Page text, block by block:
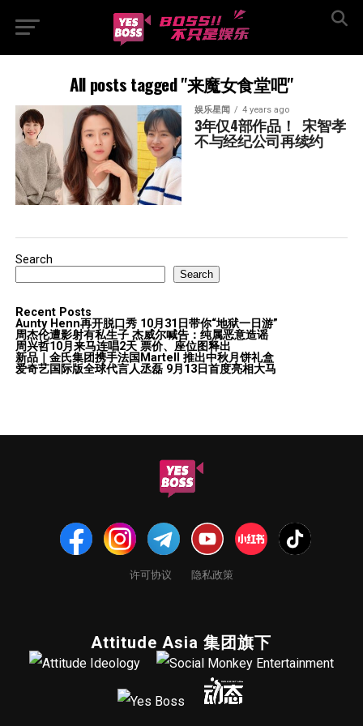
All posts tagged "来魔女食堂吧"
娱乐星闻 4 years ago
3年仅4部作品！  宋智孝
不与经纪公司再续约
Search
Search
Recent Posts
Aunty Henn再开脱口秀 10月31日带你“地狱一日游”
周杰伦遭影射有私生子 杰威尔喊告：纯属恶意造谣
周兴哲10月来马连唱2天 票价、座位图释出
新品｜金氏集团携手法国Martell 推出中秋月饼礼盒
爱奇艺国际版全球代言人丞磊 9月13日首度亮相大马
许可协议 隐私政策
Attitude Asia 集团旗下